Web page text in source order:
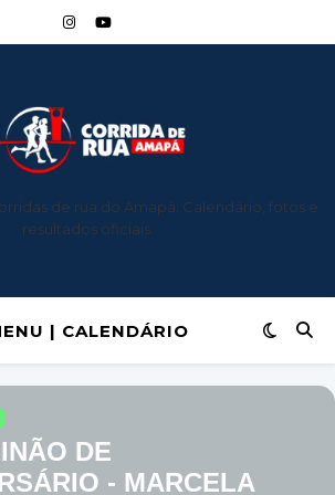
de rua do Amapá: Calendário, fotos e
resultados oficiais.
| CALENDÁRIO
DE
- MARCELA